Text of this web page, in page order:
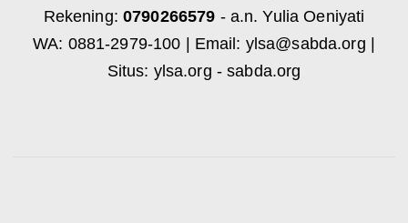
Rekening: 0790266579 - a.n. Yulia Oeniyati
WA: 0881-2979-100 | Email: ylsa@sabda.org
Situs: ylsa.org -sabda.org